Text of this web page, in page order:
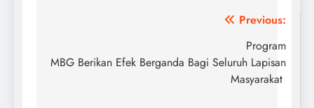
Previous:
Program
MBG Berikan Efek Berganda Bagi Seluruh Lapisan
Masyarakat